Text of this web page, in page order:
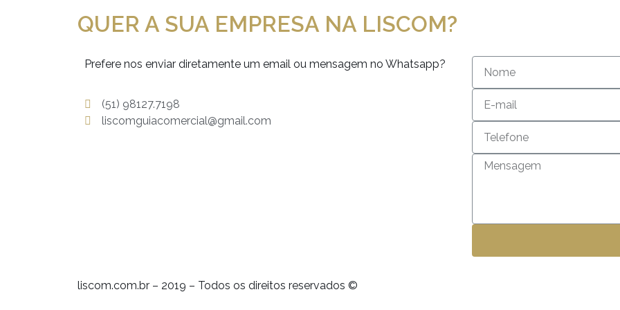
QUER A SUA EMPRESA NA LISCOM?
Prefere nos enviar diretamente um email ou mensagem no Whatsapp?
(51) 98127.7198
liscomguiacomercial@gmail.com
liscom.com.br – 2019 – Todos os direitos reservados ©